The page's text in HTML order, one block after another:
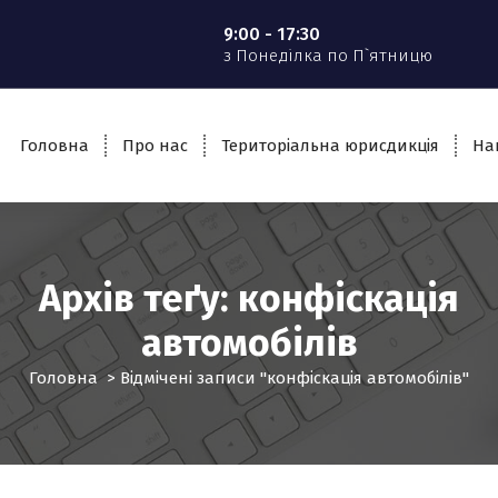
9:00 - 17:30
з Понеділка по П`ятницю
Головна Про нас Територіальна юрисдикція
Архів теґу: конфіскація
автомобілів
Головна> Відмічені записи "конфіскація автомобілів"